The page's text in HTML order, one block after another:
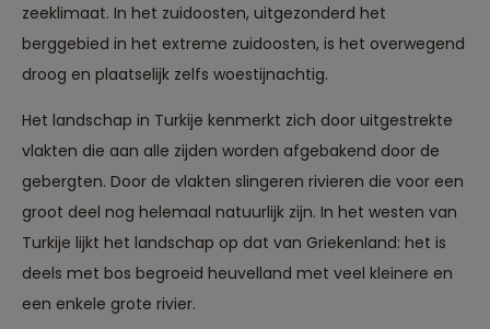
zeeklimaat. In het zuidoosten, uitgezonderd het
berggebied in het extreme zuidoosten, is het overwegend
droog en plaatselijk zelfs woestijnachtig.
Het landschap in Turkije kenmerkt zich door uitgestrekte
vlakten die aan alle zijden worden afgebakend door de
gebergten. Door de vlakten slingeren rivieren die voor een
groot deel nog helemaal natuurlijk zijn. In het westen van
Turkije lijkt het landschap op dat van Griekenland: het is
deels met bos begroeid heuvelland met veel kleinere en
een enkele grote rivier.
Reizen met oog voor mens, cultuur en milieu